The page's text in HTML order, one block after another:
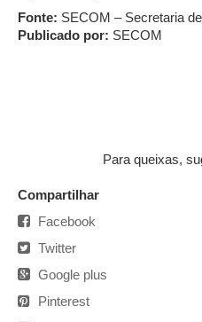
Fonte: SECOM – Secretaria
Publicado por: SECOM
Para queixas,
Compartilhar
Facebook
Twitter
Google plus
Pinterest